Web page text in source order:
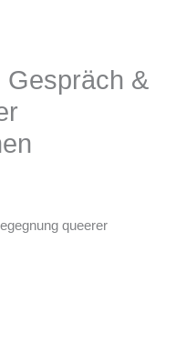
Gespräch &